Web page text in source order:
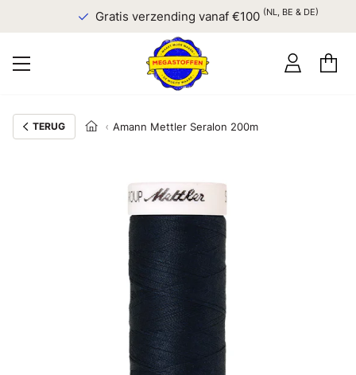
Gratis verzending vanaf €100(NL, BE & DE)
TERUG Amann Mettler Seralon 200m